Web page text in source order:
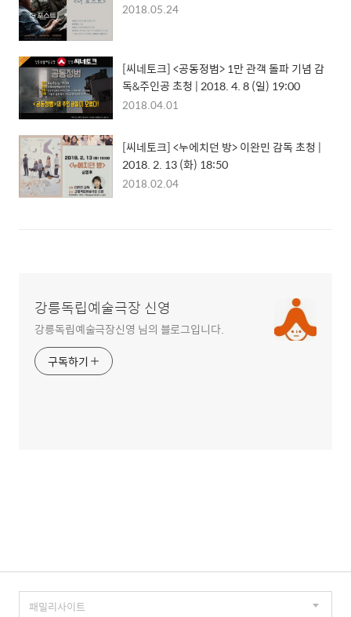
2018.05.24
[씨네토크] <공동정범> 1만 관객 돌파 기념 감
독&주인공 초청 | 2018. 4. 8 (일) 19:00
2018.04.01
[씨네토크] <누에치던 방> 이완민 감독 초청 |
2018. 2. 13 (화) 18:50
2018.02.04
강릉독립예술극장 신영
강릉독립예술극장신영 님의 블로그입니다.
구독하기